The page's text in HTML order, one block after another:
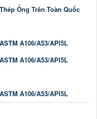
Thép Ống Trên Toàn Quốc
A106/A53/API5L
A106/A53/API5L
A106/A53/API5L